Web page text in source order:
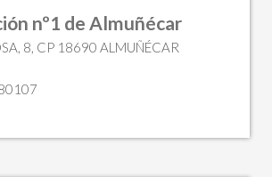
nº1 de Almuñécar
8, CP 18690 ALMUÑÉCAR